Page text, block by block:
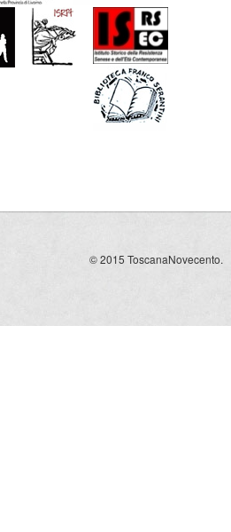
© 2015 ToscanaNovecento.